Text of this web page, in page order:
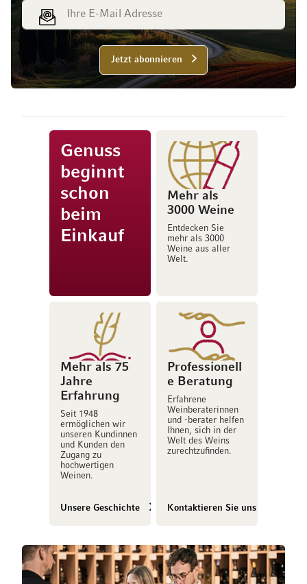
E-Mail Adresse
Jetzt abonnieren
Genuss
beginnt
schon
beim
Einkauf
Mehr als
3000 Weine
Entdecken Sie
mehr als 3000
Weine aus aller
Welt.
Mehr als 75
Jahre
Erfahrung
Seit 1948
ermöglichen wir
unseren Kundinnen
und Kunden den
Zugang zu
hochwertigen
Weinen.
Unsere Geschichte
Professionell
e Beratung
Erfahrene
Weinberaterinnen
und -berater helfen
Ihnen, sich in der
Welt des Weins
zurechtzufinden.
Kontaktieren Sie uns